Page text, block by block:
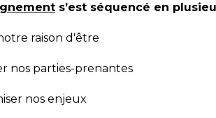
s’est séquencé en
raison d'être
nos parties-prenantes
nos enjeux